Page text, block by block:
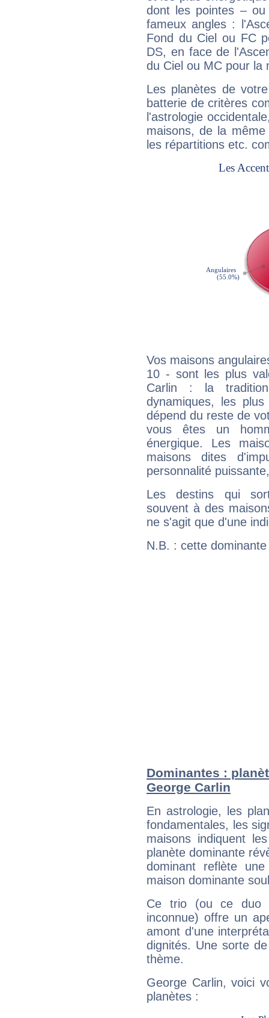
dont les pointes –
fameux angles :
Fond du Ciel ou FC
DS, en face de
du Ciel ou MC pour la
Les planètes de
batterie de critères
l'astrologie
maisons, de la
les répartitions etc.
Vos maisons
10 - sont les plus
Carlin : la
dynamiques, les
dépend du reste de
vous êtes un
énergique. Les
maisons dites
personnalité
Les destins qui
souvent à des
ne s'agit que d'une
N.B. : cette
Dominantes :
George Carlin
En astrologie, les
fondamentales, les
maisons indiquent
planète dominante
dominant reflète
maison dominante
Ce trio (ou ce duo
inconnue) offre un
amont d'une
dignités. Une sorte
thème.
George Carlin, voici
planètes :